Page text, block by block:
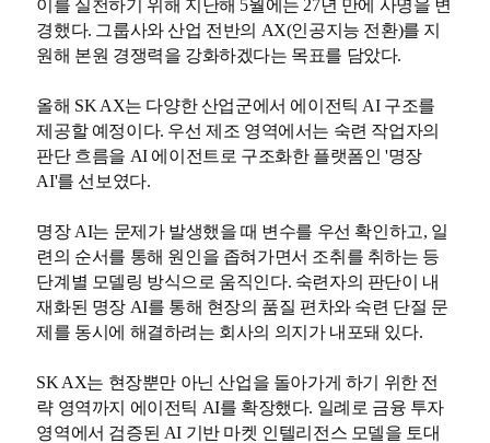
이를 실천하기 위해 지난해 5월에는 27년 만에 사명을 변
경했다. 그룹사와 산업 전반의 AX(인공지능 전환)를 지
원해 본원 경쟁력을 강화하겠다는 목표를 담았다.
올해 SK AX는 다양한 산업군에서 에이전틱 AI 구조를
제공할 예정이다. 우선 제조 영역에서는 숙련 작업자의
판단 흐름을 AI 에이전트로 구조화한 플랫폼인 '명장
AI'를 선보였다.
명장 AI는 문제가 발생했을 때 변수를 우선 확인하고, 일
련의 순서를 통해 원인을 좁혀가면서 조취를 취하는 등
단계별 모델링 방식으로 움직인다. 숙련자의 판단이 내
재화된 명장 AI를 통해 현장의 품질 편차와 숙련 단절 문
제를 동시에 해결하려는 회사의 의지가 내포돼 있다.
SK AX는 현장뿐만 아닌 산업을 돌아가게 하기 위한 전
략 영역까지 에이전틱 AI를 확장했다. 일례로 금융 투자
영역에서 검증된 AI 기반 마켓 인텔리전스 모델을 토대